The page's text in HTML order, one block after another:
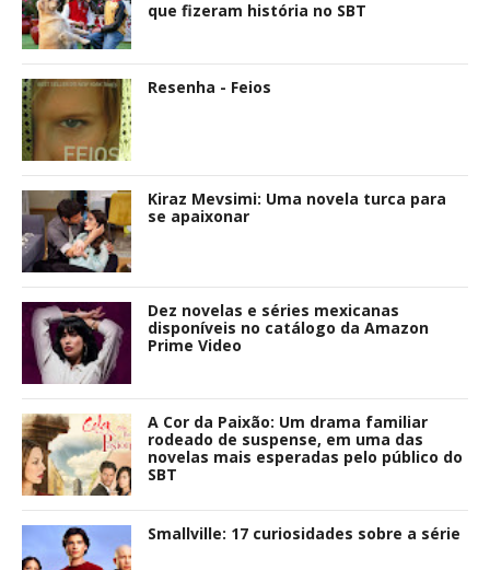
que fizeram história no SBT
Resenha - Feios
Kiraz Mevsimi: Uma novela turca para
se apaixonar
Dez novelas e séries mexicanas
disponíveis no catálogo da Amazon
Prime Video
A Cor da Paixão: Um drama familiar
rodeado de suspense, em uma das
novelas mais esperadas pelo público do
SBT
Smallville: 17 curiosidades sobre a série